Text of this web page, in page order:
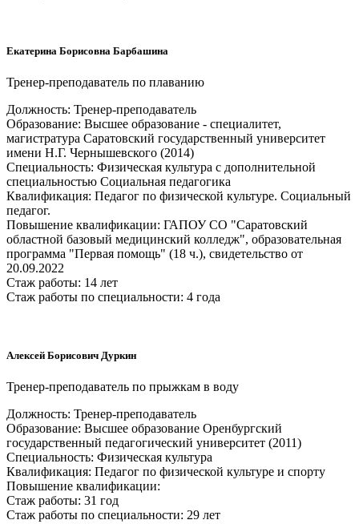
Екатерина Борисовна Барбашина
Тренер-преподаватель по плаванию
Должность: Тренер-преподаватель
Образование: Высшее образование - специалитет,
магистратура Саратовский государственный университет
имени Н.Г. Чернышевского (2014)
Специальность: Физическая культура с дополнительной
специальностью Социальная педагогика
Квалификация: Педагог по физической культуре. Социальный
педагог.
Повышение квалификации: ГАПОУ СО "Саратовский
областной базовый медицинский колледж", образовательная
программа "Первая помощь" (18 ч.), свидетельство от
20.09.2022
Стаж работы: 14 лет
Стаж работы по специальности: 4 года
Алексей Борисович Дуркин
Тренер-преподаватель по прыжкам в воду
Должность: Тренер-преподаватель
Образование: Высшее образование Оренбургский
государственный педагогический университет (2011)
Специальность: Физическая культура
Квалификация: Педагог по физической культуре и спорту
Повышение квалификации:
Стаж работы: 31 год
Стаж работы по специальности: 29 лет